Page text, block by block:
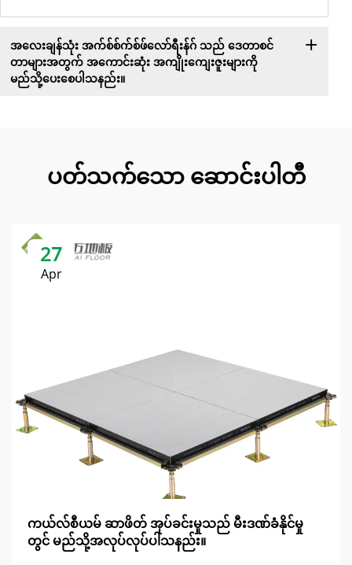
အလေးချန်သုံး အက်စ်စ်က်စ်ဖ်လော်ရီးန်ဂ် သည် ဒေတာစင်
တာများအတွက် အကောင်းဆုံး အကျိုးကျေးဇူးများကို
မည်သို့ပေးစေပါသနည်း။
ပတ်သက်သော ဆောင်းပါတီ
27
Apr
ကယ်လ်စီယမ် ဆာဖိတ် အုပ်ခင်းမှုသည် မီးဒဏ်ခံနိုင်မှု
တွင် မည်သို့အလုပ်လုပ်ပါသနည်း။